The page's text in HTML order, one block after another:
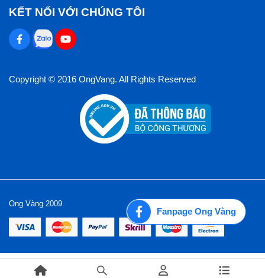
KẾT NỐI VỚI CHÚNG TÔI
Copyright © 2016 OngVang. All Rights Reserved
Ong Vàng 2009
Fanpage Ong Vàng